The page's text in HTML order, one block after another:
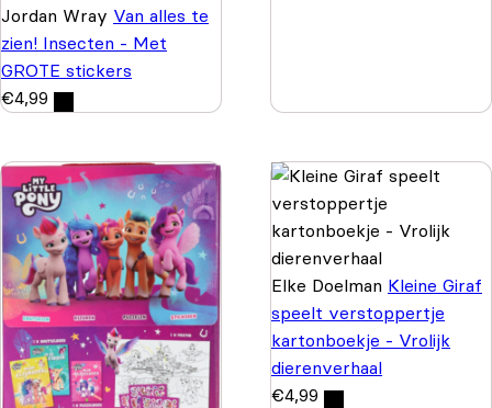
Jordan Wray Van alles te
zien! Insecten - Met
GROTE stickers
€4,99
Elke Doelman Kleine Giraf
speelt verstoppertje
kartonboekje - Vrolijk
dierenverhaal
€4,99